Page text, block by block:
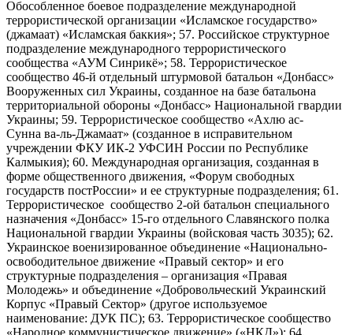
Обособленное боевое подразделение международной
террористической организации «Исламское государство»
(джамаат) «Исламская баккия»; 57. Российское структурное
подразделение международного террористического
сообщества «АУМ Синрикё»; 58. Террористическое
сообщество 46-й отдельный штурмовой батальон «Донбасс»
Вооруженных сил Украины, созданное на базе батальона
территориальной обороны «Донбасс» Национальной гвардии
Украины; 59. Террористическое сообщество «Ахлю ас-
Сунна ва-ль-Джамаат» (созданное в исправительном
учреждении ФКУ ИК-2 УФСИН России по Республике
Калмыкия); 60. Международная организация, созданная в
форме общественного движения, «Форум свободных
государств постРоссии» и ее структурные подразделения; 61.
Террористическое сообщество 2-ой батальон специального
назначения «Донбасс» 15-го отдельного Славянского полка
Национальной гвардии Украины (войсковая часть 3035); 62.
Украинское военизированное объединение «Национально-
освободительное движение «Правый сектор» и его
структурные подразделения – организация «Правая
Молодежь» и объединение «Добровольческий Украинский
Корпус «Правый Сектор» (другое используемое
наименование: ДУК ПС); 63. Террористическое сообщество
«Народное коммунистическое движение» («НКД»); 64.